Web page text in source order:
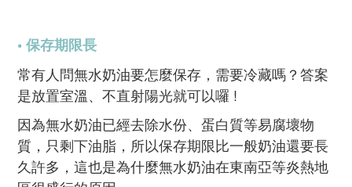
• 保存期限長
常有人問無水奶油要怎麼保存，需要冷藏嗎？答案
是放置室溫、不直射陽光就可以囉 !
因為無水奶油已經去除水份、蛋白質等易腐壞物
質，只剩下油脂，所以保存期限比一般奶油還要長
久許多，這也是為什麼無水奶油在東南亞等炎熱地